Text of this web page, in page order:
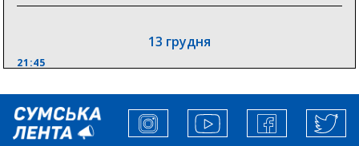
13 грудня
21:45
збільшити завантаження стратегічних українських
виробників”, – нардеп Максим Гузенко